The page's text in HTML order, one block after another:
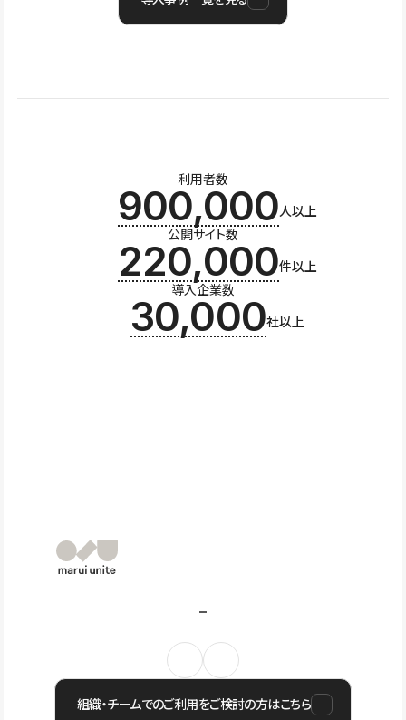
利用者数
900,000人以上
公開サイト数
220,000件以上
導入企業数
30,000社以上
組織・チームでのご利用をご検討の方はこちら